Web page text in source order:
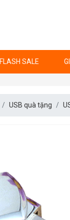
FLASH SALE
USB quà tặng